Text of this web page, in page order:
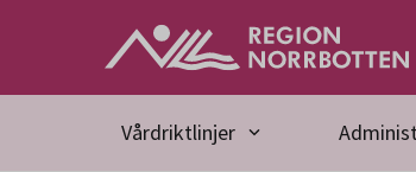
Gå till huvudmeny
Gå till övergripande innehåll
Vårdriktlinjer